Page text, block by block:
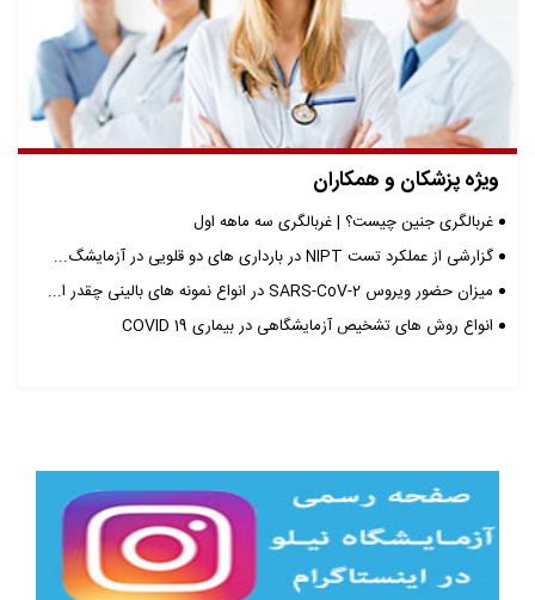
ویژه پزشکان و همکاران
غربالگری جنین چیست؟ | غربالگری سه ماهه اول
گزارشی از عملکرد تست NIPT در بارداری های دو قلویی در آزمایشگ...
میزان حضور ویروس SARS-CoV-2 در انواع نمونه های بالینی چقدر ا...
انواع روش های تشخیص آزمایشگاهی در بیماری COVID 19